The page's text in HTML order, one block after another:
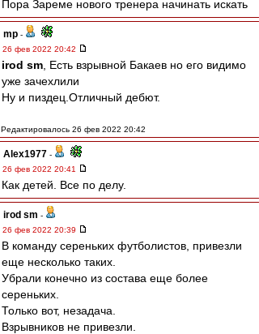
Пора Зареме нового тренера начинать искать
mp -
26 фев 2022 20:42
irod sm , Есть взрывной Бакаев но его видимо
уже зачехлили
Ну и пиздец.Отличный дебют.
Редактировалось 26 фев 2022 20:42
Alex1977 -
26 фев 2022 20:41
Как детей. Все по делу.
irod sm -
26 фев 2022 20:39
В команду сереньких футболистов, привезли
еще несколько таких.
Убрали конечно из состава еще более
сереньких.
Только вот, незадача.
Взрывников не привезли.